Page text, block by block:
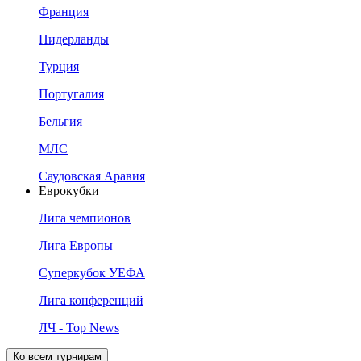
Франция
Нидерланды
Турция
Португалия
Бельгия
МЛС
Саудовская Аравия
Еврокубки
Лига чемпионов
Лига Европы
Суперкубок УЕФА
Лига конференций
ЛЧ - Top News
Ко всем турнирам